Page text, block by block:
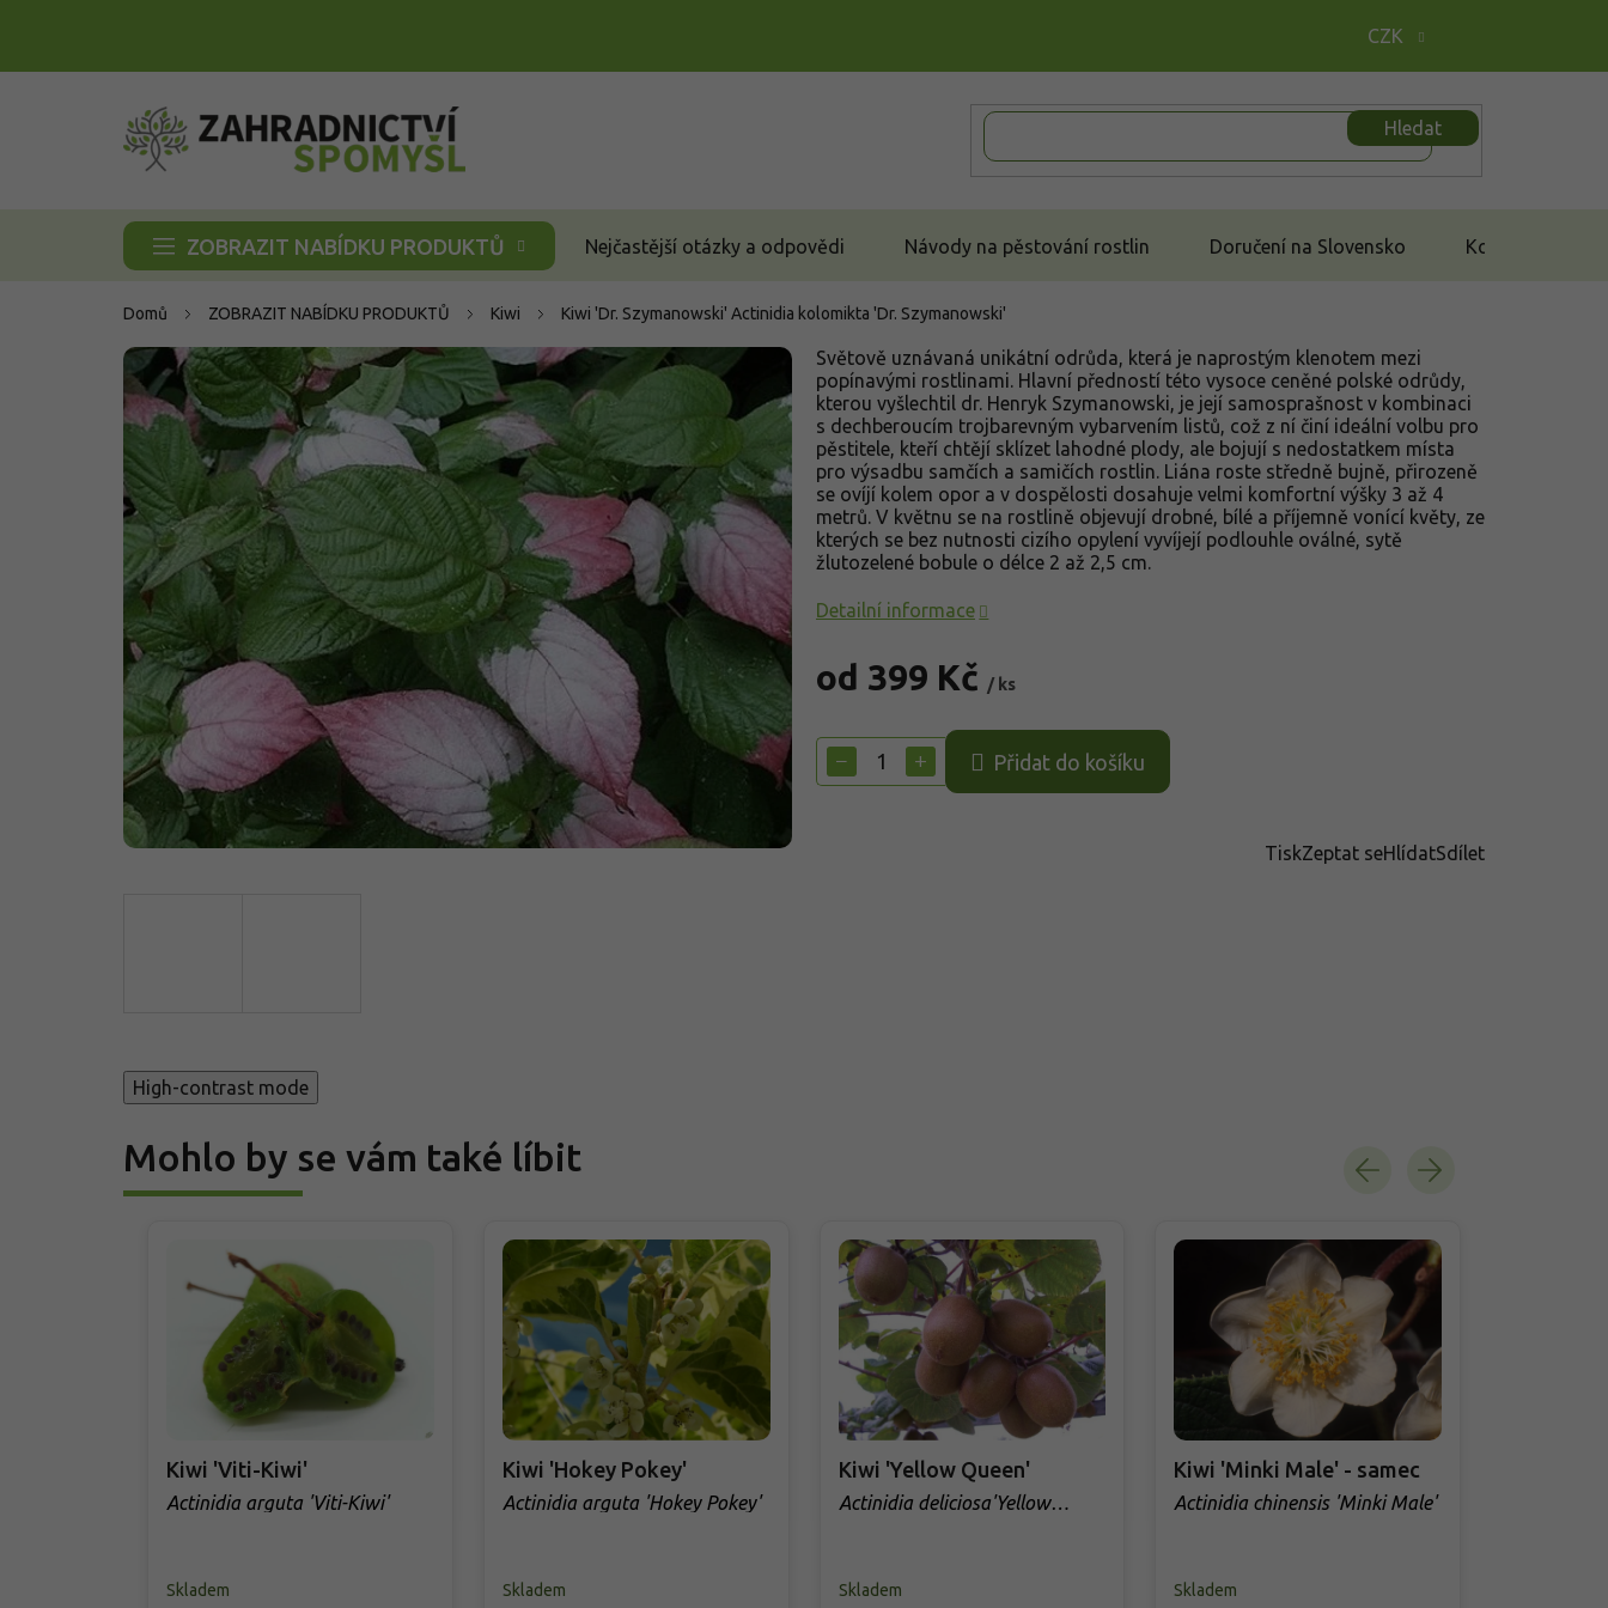
CZK
Hledat
ZOBRAZIT NABÍDKU PRODUKTŮ Nejčastější otázky a odpovědi Návody na pěstování rostlin Doručení na Slovensko Kontakt
Domů ZOBRAZIT NABÍDKU PRODUKTŮ Kiwi Kiwi 'Dr. Szymanowski' Actinidia kolomikta 'Dr. Szymanowski'
od 399 Kč / ks
cena:
+
− Přidat do košíku
Světově uznávaná unikátní odrůda, která je naprostým klenotem mezi
popínavými rostlinami. Hlavní předností této vysoce ceněné polské odrůdy,
kterou vyšlechtil dr. Henryk Szymanowski, je její samosprašnost v kombinaci
s dechberoucím trojbarevným vybarvením listů, což z ní činí ideální volbu pro
pěstitele, kteří chtějí sklízet lahodné plody, ale bojují s nedostatkem místa
pro výsadbu samčích a samičích rostlin. Liána roste středně bujně, přirozeně
se ovíjí kolem opor a v dospělosti dosahuje velmi komfortní výšky 3 až 4
metrů. V květnu se na rostlině objevují drobné, bílé a příjemně vonící květy, ze
kterých se bez nutnosti cizího opylení vyvíjejí podlouhle oválné, sytě
žlutozelené bobule o délce 2 až 2,5 cm.
Detailní informace
TiskZeptat seHlídatSdílet
High-contrast mode
Mohlo by se vám také líbit
Kiwi 'Viti-Kiwi'
Actinidia arguta 'Viti-Kiwi'
Skladem
Kiwi 'Hokey Pokey'
Actinidia arguta 'Hokey Pokey'
Skladem
Kiwi 'Yellow Queen'
Actinidia deliciosa'Yellow
Skladem
Kiwi 'Minki Male' - samec
Actinidia chinensis 'Minki Male'
Skladem